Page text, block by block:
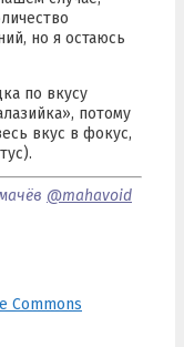
но я остаюсь
по вкусу
потому
вкус в фокус,
@mahavoid
Commons